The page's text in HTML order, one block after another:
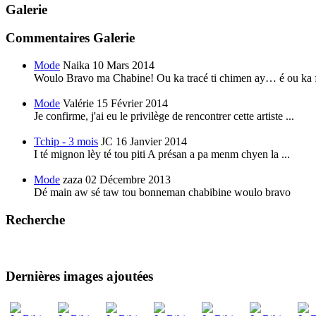
Galerie
Commentaires Galerie
Mode Naika 10 Mars 2014
Woulo Bravo ma Chabine! Ou ka tracé ti chimen ay… é ou ka
Mode Valérie 15 Février 2014
Je confirme, j'ai eu le privilège de rencontrer cette artiste ...
Tchip - 3 mois JC 16 Janvier 2014
I té mignon lèy té tou piti A présan a pa menm chyen la ...
Mode zaza 02 Décembre 2013
Dé main aw sé taw tou bonneman chabibine woulo bravo
Recherche
Dernières images ajoutées